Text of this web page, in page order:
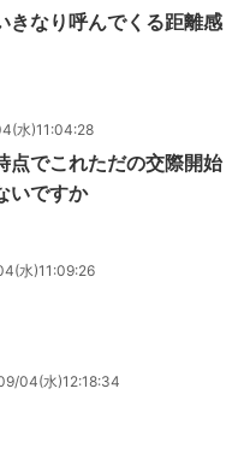
きなり呼んでくる距離感
水)11:04:28
点でこれただの交際開始
いですか
水)11:09:26
04(水)12:18:34